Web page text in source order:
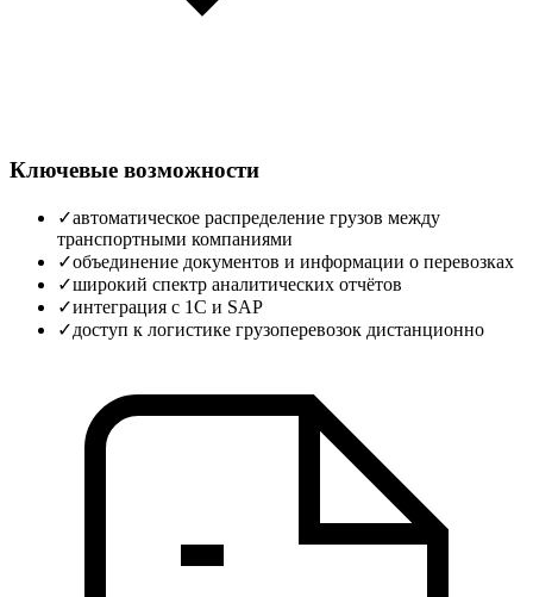
Ключевые возможности
✓автоматическое распределение грузов между
транспортными компаниями
✓объединение документов и информации о перевозках
✓широкий спектр аналитических отчётов
✓интеграция с 1С и SAP
✓доступ к логистике грузоперевозок дистанционно